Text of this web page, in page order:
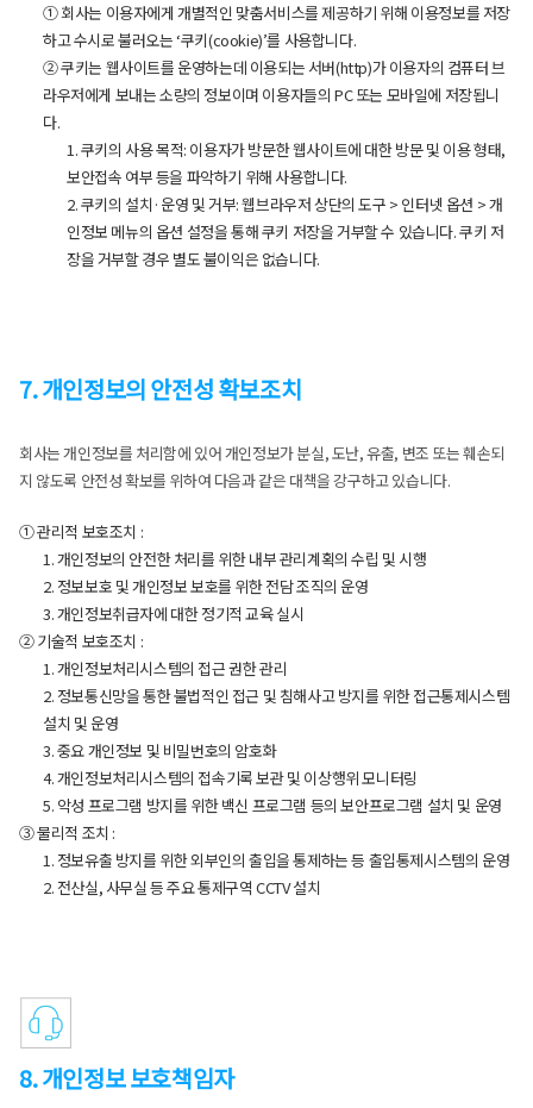
① 회사는 이용자에게 개별적인 맞춤서비스를 제공하기 위해 이용정보를 저장
하고 수시로 불러오는 ‘쿠키(cookie)’를 사용합니다.
② 쿠키는 웹사이트를 운영하는데 이용되는 서버(http)가 이용자의 컴퓨터 브
라우저에게 보내는 소량의 정보이며 이용자들의 PC 또는 모바일에 저장됩니
다.
1. 쿠키의 사용 목적: 이용자가 방문한 웹사이트에 대한 방문 및 이용 형태,
보안접속 여부 등을 파악하기 위해 사용합니다.
2. 쿠키의 설치·운영 및 거부: 웹브라우저 상단의 도구 > 인터넷 옵션 > 개
인정보 메뉴의 옵션 설정을 통해 쿠키 저장을 거부할 수 있습니다. 쿠키 저
장을 거부할 경우 별도 불이익은 없습니다.
7. 개인정보의 안전성 확보조치
회사는 개인정보를 처리함에 있어 개인정보가 분실, 도난, 유출, 변조 또는 훼손되
지 않도록 안전성 확보를 위하여 다음과 같은 대책을 강구하고 있습니다.
① 관리적 보호조치 :
1. 개인정보의 안전한 처리를 위한 내부 관리계획의 수립 및 시행
2. 정보보호 및 개인정보 보호를 위한 전담 조직의 운영
3. 개인정보취급자에 대한 정기적 교육 실시
② 기술적 보호조치 :
1. 개인정보처리시스템의 접근 권한 관리
2. 정보통신망을 통한 불법적인 접근 및 침해사고 방지를 위한 접근통제시스템
설치 및 운영
3. 중요 개인정보 및 비밀번호의 암호화
4. 개인정보처리시스템의 접속기록 보관 및 이상행위 모니터링
5. 악성 프로그램 방지를 위한 백신 프로그램 등의 보안프로그램 설치 및 운영
③ 물리적 조치 :
1. 정보유출 방지를 위한 외부인의 출입을 통제하는 등 출입통제시스템의 운영
2. 전산실, 사무실 등 주요 통제구역 CCTV 설치
8. 개인정보 보호책임자